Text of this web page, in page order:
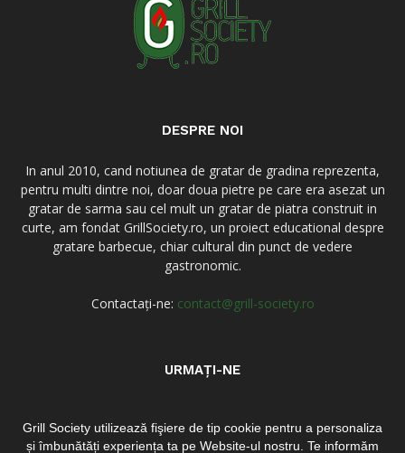
Grill Society utilizează fişiere de tip cookie pentru a personaliza
și îmbunătăți experiența ta pe Website-ul nostru. Te informăm
DESPRE NOI
In anul 2010, cand notiunea de gratar de gradina reprezenta,
pentru multi dintre noi, doar doua pietre pe care era asezat un
gratar de sarma sau cel mult un gratar de piatra construit in
curte, am fondat GrillSociety.ro, un proiect educational despre
gratare barbecue, chiar cultural din punct de vedere
gastronomic.
Contactați-ne: contact@grill-society.ro
URMAȚI-NE